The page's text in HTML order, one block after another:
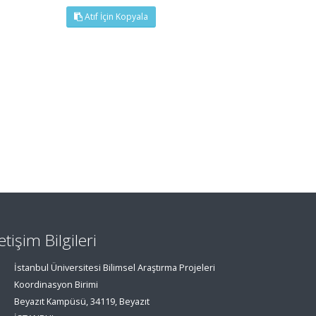
Atıf İçin Kopyala
Bilgileri
İstanbul Üniversitesi Bilimsel Araştırma Projeleri
Koordinasyon Birimi
Beyazıt Kampüsü, 34119, Beyazıt